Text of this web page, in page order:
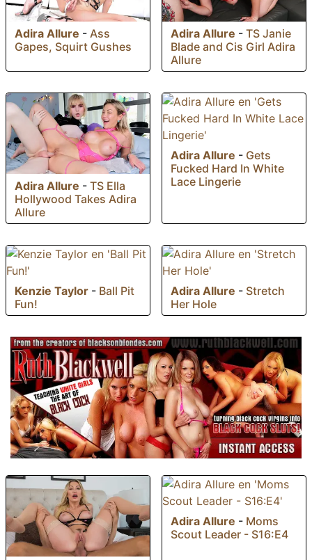
Adira Allure - Ass
Gapes, Squirt Gushes
Adira Allure - TS Janie
Blade and Cis Girl Adira
Allure
Adira Allure - TS Ella
Hollywood Takes Adira
Allure
Adira Allure - Gets
Fucked Hard In White
Lace Lingerie
Kenzie Taylor - Ball Pit
Fun!
Adira Allure - Stretch
Her Hole
Adira Allure - Moms
Scout Leader - S16:E4